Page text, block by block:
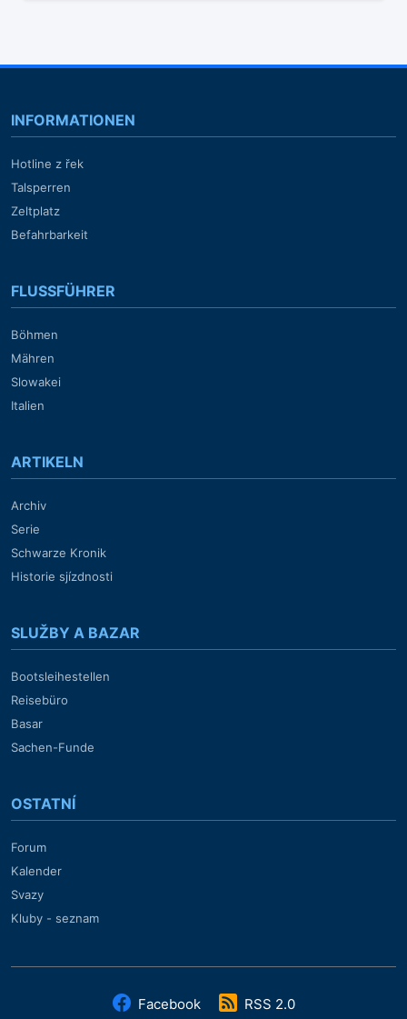
INFORMATIONEN
Hotline z řek
Talsperren
Zeltplatz
Befahrbarkeit
FLUSSFÜHRER
Böhmen
Mähren
Slowakei
Italien
ARTIKELN
Archiv
Serie
Schwarze Kronik
Historie sjízdnosti
SLUŽBY A BAZAR
Bootsleihestellen
Reisebüro
Basar
Sachen-Funde
OSTATNÍ
Forum
Kalender
Svazy
Kluby - seznam
Facebook RSS 2.0